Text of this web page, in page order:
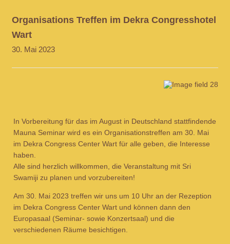
Organisations Treffen im Dekra Congresshotel
Wart
30. Mai 2023
In Vorbereitung für das im August in Deutschland stattfindende
Mauna Seminar wird es ein Organisationstreffen am 30. Mai
im Dekra Congress Center Wart für alle geben, die Interesse
haben.
Alle sind herzlich willkommen, die Veranstaltung mit Sri
Swamiji zu planen und vorzubereiten!
Am 30. Mai 2023 treffen wir uns um 10 Uhr an der Rezeption
im Dekra Congress Center Wart und können dann den
Europasaal (Seminar- sowie Konzertsaal) und die
verschiedenen Räume besichtigen.